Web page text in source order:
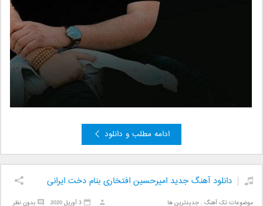
ادامه مطلب و دانلود
دانلود آهنگ جدید امیرحسین افتخاری بنام دخت ایرانی
موضوعات:تک آهنگ ,جدیدترین ها بدون نظر 3 آوریل 2020